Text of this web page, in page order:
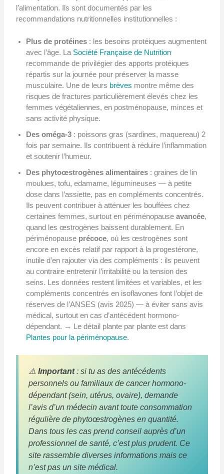
l’alimentation. Ils sont documentés par les
recommandations nutritionnelles institutionnelles :
Plus de protéines: les besoins protéiques augmentent
avec l’âge. La Société Française de Nutrition
recommande de privilégier des apports protéiques
répartis sur la journée pour préserver la masse
musculaire. Une de leurs brèves montre même des
risques de fractures particulièrement élevés chez les
femmes végétaliennes, en postménopause, minces et
sans activité physique.
Des oméga-3: poissons gras (sardines, maquereau) 2
fois par semaine. Ils contribuent à réduire l’inflammation
et soutenir l’humeur.
Des phytoœstrogènes alimentaires: graines de lin
moulues, tofu, edamame, légumineuses — à petite
dose dans l’assiette, pas en compléments concentrés.
Ils peuvent contribuer à atténuer les bouffées chez
certaines femmes, surtout en périménopause avancée,
quand les œstrogènes baissent durablement. En
périménopause précoce, où les œstrogènes sont
encore en excès relatif par rapport à la progestérone,
inutile d’en rajouter via des compléments : ils peuvent
au contraire entretenir l’irritabilité ou la tension des
seins. Les données restent limitées et variables, et les
compléments concentrés en isoflavones font l’objet de
réserves de l’ANSES (avis 2025) — à éviter sans avis
médical, surtout en cas d’antécédent hormono-
dépendant. → Le détail plante par plante est dans
Plantes pour la périménopause.
⚠️ Important: si tu as des antécédents
personnels ou familiaux de cancer hormono-
dépendant (sein, utérus, ovaire), demande
l’avis d’un médecin avant toute consommation
régulière de phytoœstrogènes en quantité.
Dans tous les cas prend conseil auprès d’un
professionnel de santé, c’est plus prudent. Ce
site rassemble diverses informations mais ce
n’est pas un site médical.